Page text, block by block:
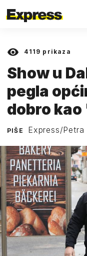
4119 prikaza
Show u
pegla
dobro
PIŠE Express/Petra